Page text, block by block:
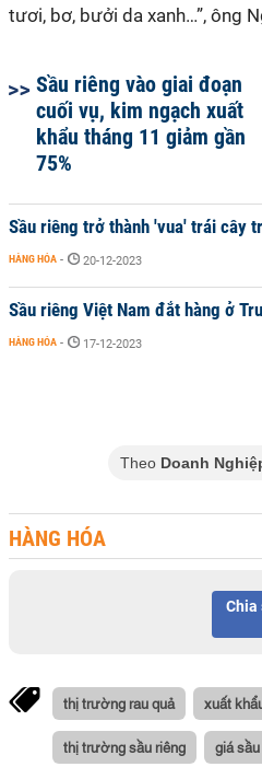
tươi, bơ, bưởi da xanh…”, ông
Sầu riêng vào giai đoạn
cuối vụ, kim ngạch xuất
khẩu tháng 11 giảm gần
75%
Sầu riêng trở thành 'vua' trái cây
HÀNG HÓA - 20-12-2023
Sầu riêng Việt Nam đắt hàng ở
HÀNG HÓA - 17-12-2023
Theo Doanh
HÀNG HÓA
Chia
thị trường rau quả xuất
thị trường sầu riêng giá